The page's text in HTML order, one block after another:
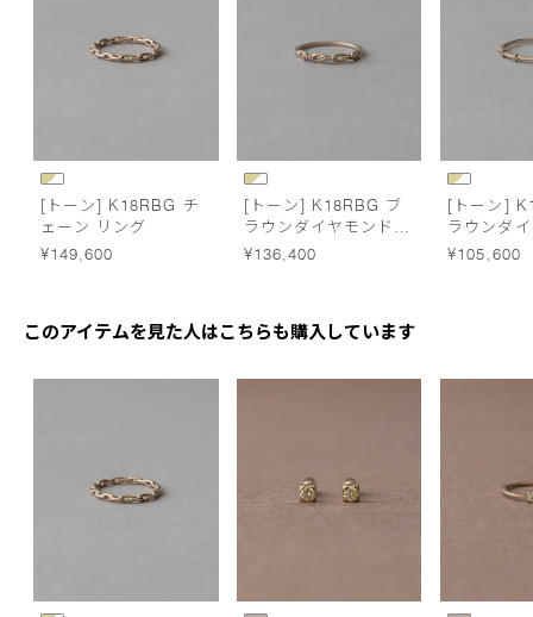
[トーン] K18RBG チ
ェーン リング
¥149,600
[トーン] K18RBG ブ
ラウンダイヤモンド
チェーン リング
¥136,400
[トーン]
ラウンダ
ステーシ
¥105,600
このアイテムを見た人はこちらも購入しています